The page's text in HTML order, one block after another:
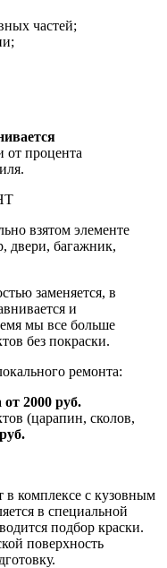
частей;
от процента
взятом элементе
двери, багажник,
заменяется, в
и
мы все больше
без покраски.
ремонта:
от 2000 руб.
(царапин, сколов,
в комплексе с кузовным
в специальной
подбор краски.
поверхность